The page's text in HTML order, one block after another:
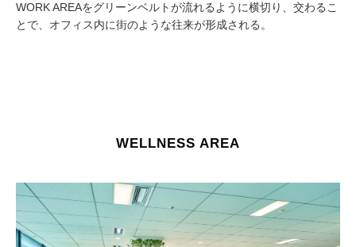
WORK AREAをグリーンベルトが流れるように横切り、交わるこ
とで、オフィス内に街のような往来が形成される。
WELLNESS AREA